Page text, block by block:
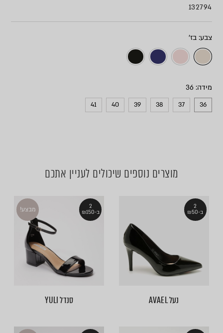
132794
צבע
מידה
36
37
38
39
40
41
מוצרים נוספים שיכולים לעניין אתכם
2
ב-₪50
נעל AVAEL
2
ב-₪150
מבצע!
סנדל YULI